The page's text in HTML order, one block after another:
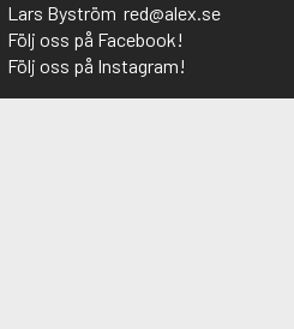
Lars Byström red@alex.se
Följ oss på Facebook!
Följ oss på Instagram!